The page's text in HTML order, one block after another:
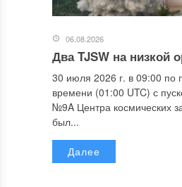
06.08.2026
Два TJSW на низкой
30 июля 2026 г. в 09:00 по
времени (01:00 UTC) с
№9A Центра космических
был...
Далее